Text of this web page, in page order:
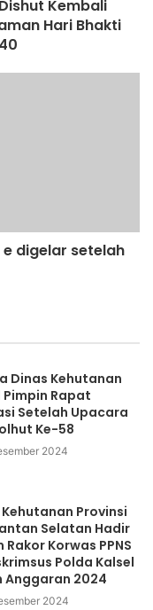
Kembali
Hari Bhakti
digelar setelah
Dinas Kehutanan
Pimpin Rapat
Setelah Upacara
Ke-58
2024
Provinsi
Selatan Hadir
Rakor Korwas PPNS
Polda Kalsel
Anggaran 2024
2024